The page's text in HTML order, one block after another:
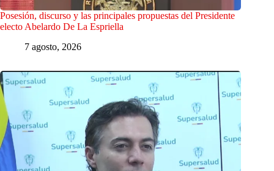
Posesión, discurso y las principales propuestas del Presidente
electo Abelardo De La Espriella
7 agosto, 2026